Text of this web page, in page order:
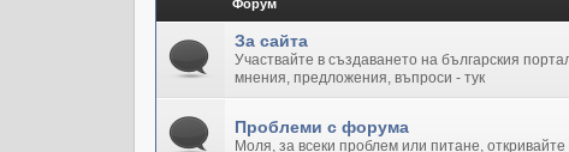
Форум
За сайта
Участвайте в създаването на българския
мнения, предложения, въпроси - тук
Проблеми с форума
Моля, за всеки проблем или питане, откривайте